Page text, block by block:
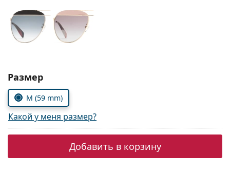
Prada
Выбрать параметры:
Размер
M (59 mm)
Какой у меня размер?
Добавить в корзину